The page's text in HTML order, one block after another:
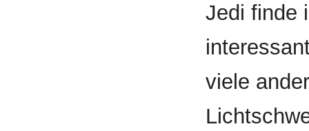
Jedi finde
viele